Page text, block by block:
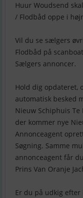
Huur Woudsend
/ Flodbåd oppe i
Vil du se sælgers
Flodbåd på
Sælgers annoncer.
Hold dig opdateret,
automatisk besked
Nieuw Schiphuis
der kommer nye
Annonceagent
Søgning. Samme
annonceagent får
Prins Van Oranje
Er du på udkig efter